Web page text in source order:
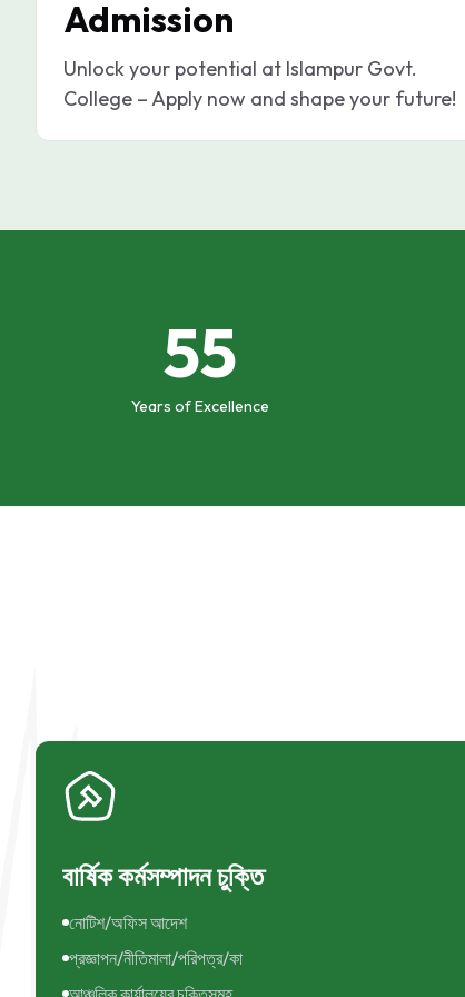
Admission
Unlock your potential at Islampur Govt.
College – Apply now and shape your future!
55
Years of Excellence
বার্ষিক কর্মসম্পাদন চুক্তি
নোটিশ/অফিস আদেশ
প্রজ্ঞাপন/নীতিমালা/পরিপত্র/কা